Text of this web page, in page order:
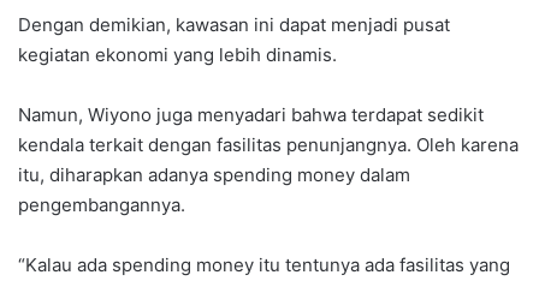
Dengan demikian, kawasan ini dapat menjadi pusat
kegiatan ekonomi yang lebih dinamis.
Namun, Wiyono juga menyadari bahwa terdapat sedikit
kendala terkait dengan fasilitas penunjangnya. Oleh karena
itu, diharapkan adanya spending money dalam
pengembangannya.
“Kalau ada spending money itu tentunya ada fasilitas yang